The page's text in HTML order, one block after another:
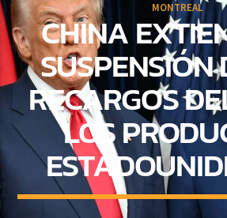
CURRENT TRACK
MONTREAL
CHINA
SUSPENSIÓN
RECARGOS
LOS